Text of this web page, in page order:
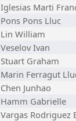
Iglesias Marti
Pons Pons Lluc
Lin William
Veselov Ivan
Stuart Graham
Marin Ferragut
Chen Junhao
Hamm Gabrielle
Vargas Rodriguez